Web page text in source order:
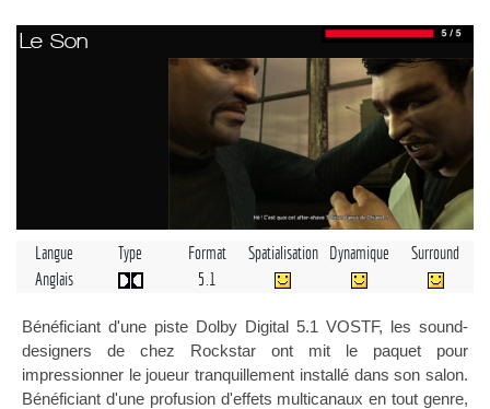
Le Son
Langue Type Format Spatialisation Dynamique
Surround
Anglais
5.1
Bénéficiant d'une piste Dolby Digital 5.1 VOSTF, les sound-
designers de chez Rockstar ont mit le paquet pour
impressionner le joueur tranquillement installé dans son salon.
Bénéficiant d'une profusion d'effets multicanaux en tout genre,